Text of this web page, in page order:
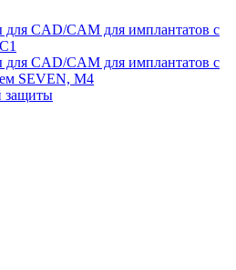
для CAD/CAM для имплантатов с
для CAD/CAM для имплантатов с
SEVEN, М4
защиты